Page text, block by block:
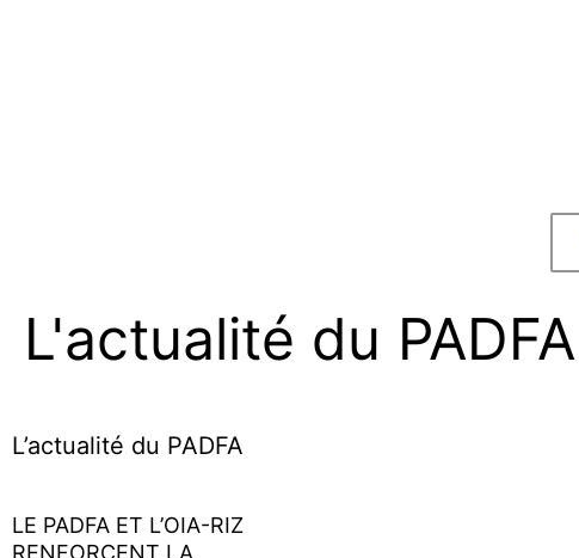
L'actualité du PADFA
L’actualité du PADFA
LE PADFA ET L’OIA-RIZ
RENFORCENT LA